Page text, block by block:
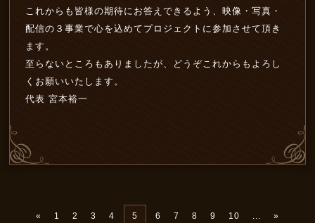
これからも皆様の期待にお答えできるよう、映像・写真・
配信の３事業で心を込めてプロジェクトに参加させて頂き
ます。
至らないところもありましたが、どうぞこれからもよろし
くお願いいたします。
代表 宮本裕一
« 1 2 3 4 5 6 7 8 9 10 ... »